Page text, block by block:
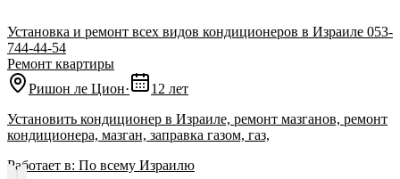
Установка и ремонт всех видов кондиционеров в Израиле 053-
744-44-54
Ремонт квартиры
Ришон ле Цион·
12 лет
Установить кондиционер в Израиле, ремонт мазганов, ремонт
кондиционера, мазган, заправка газом, газ,
Работает в: По всему Израилю